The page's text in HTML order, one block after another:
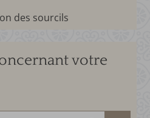
des sourcils
votre